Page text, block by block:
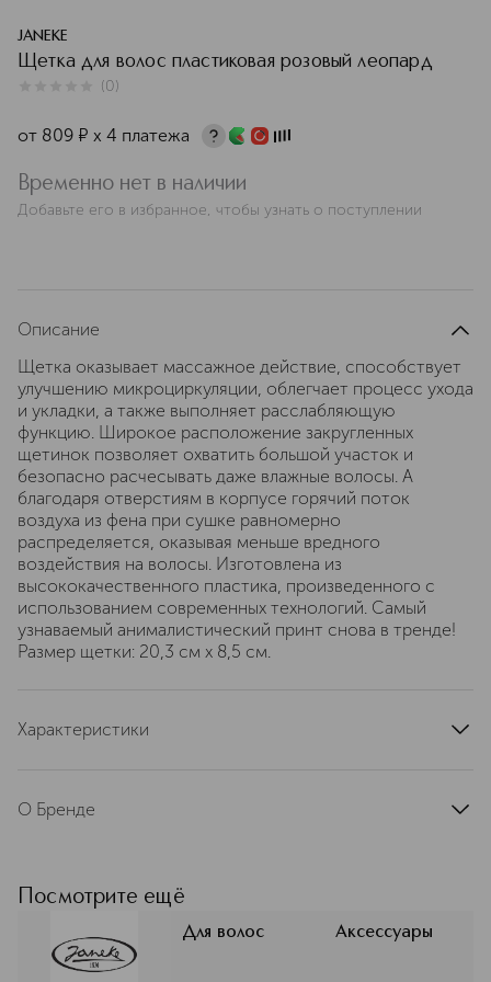
JANEKE
Щетка для волос пластиковая розовый леопард
(0)
от 809 ¤ х 4 платежа
Временно нет в наличии
Добавьте его в избранное, чтобы узнать о поступлении
Описание
Щетка оказывает массажное действие, способствует
улучшению микроциркуляции, облегчает процесс ухода
и укладки, а также выполняет расслабляющую
функцию. Широкое расположение закругленных
щетинок позволяет охватить большой участок и
безопасно расчесывать даже влажные волосы. А
благодаря отверстиям в корпусе горячий поток
воздуха из фена при сушке равномерно
распределяется, оказывая меньше вредного
воздействия на волосы. Изготовлена из
высококачественного пластика, произведенного с
использованием современных технологий. Самый
узнаваемый анималистический принт снова в тренде!
Размер щетки: 20,3 см x 8,5 см.
Характеристики
О Бренде
1830-м году. Концепция бренда
заключается в высоком качестве
изделий, которые изготавливаются
Посмотрите ещё
Для волос Аксессуары